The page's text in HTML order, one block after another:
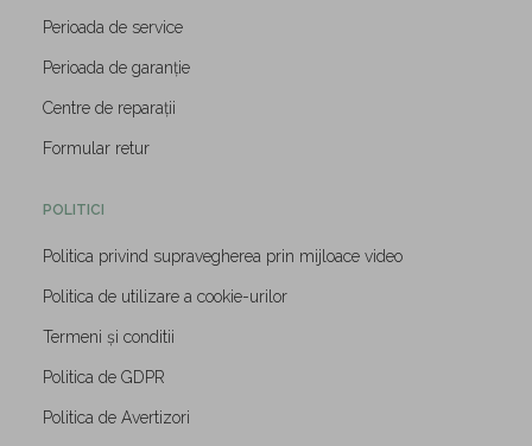
Perioada de service
Perioada de garanție
Centre de reparații
Formular retur
POLITICI
Politica privind supravegherea prin mijloace video
Politica de utilizare a cookie-urilor
Termeni și conditii
Politica de GDPR
Politica de Avertizori